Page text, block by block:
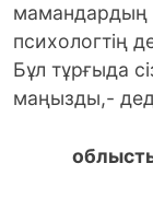
мамандардың
психологтің
Бұл тұрғыда
маңызды,-